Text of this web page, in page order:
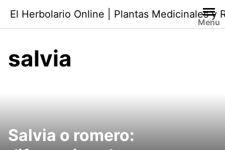
contenido
El Herbolario Online | Plantas Medicinales y
Menu
salvia
Salvia o romero: